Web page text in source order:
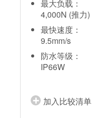
最大负载：
4,000N (推力)
最快速度：
9.5mm/s
防水等级：
IP66W
加入比较清单